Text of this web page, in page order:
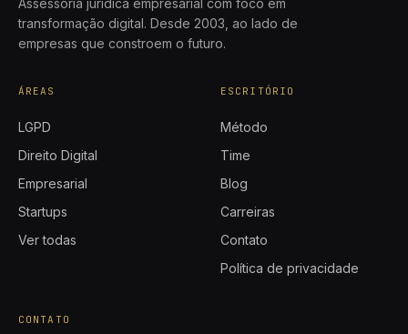
transformação digital. Desde 2003, ao lado de
empresas que constroem o futuro.
ÁREAS
LGPD
Direito Digital
Empresarial
Startups
Ver todas
ESCRITÓRIO
Método
Time
Blog
Carreiras
Contato
Política de privacidade
CONTATO